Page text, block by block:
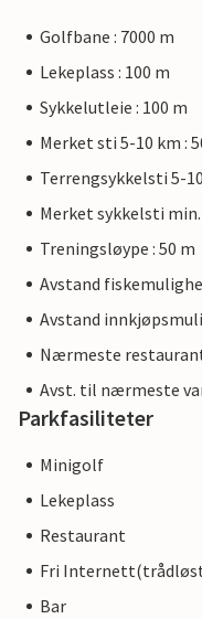
Golfbane : 7000 m
Lekeplass : 100 m
Sykkelutleie : 100 m
Merket sti 5-10 km :
Terrengsykkelsti 5-
Merket sykkelsti min.
Treningsløype : 50 m
Avstand
Avstand
Nærmeste
Avst. til nærmeste
Parkfasiliteter
Minigolf
Lekeplass
Restaurant
Fri
Bar